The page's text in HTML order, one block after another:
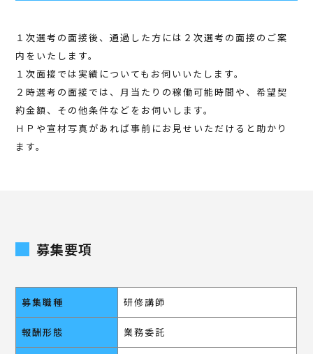
１次選考の面接後、通過した方には２次選考の面接のご案
内をいたします。
１次面接では実績についてもお伺いいたします。
２時選考の面接では、月当たりの稼働可能時間や、希望契
約金額、その他条件などをお伺いします。
ＨＰや宣材写真があれば事前にお見せいただけると助かり
ます。
募集要項
募集職種 研修講師
報酬形態 業務委託